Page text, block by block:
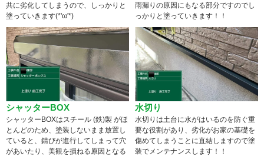
共に劣化してしまうので、しっかりと
塗っていきます(*'ω'*)
雨漏りの原因にもなる部分ですのでし
っかりと塗っていきます！！
シャッターBOX
シャッターBOXはスチール (鉄)製 がほ
とんどのため、塗装しないまま放置し
ていると、錆びが進行してしまって穴
があいたり、美観を損ねる原因となる
水切り
水切りは土台に水がはいるのを防ぐ重
要な役割があり、劣化がお家の基礎を
傷めてしまうことに直結しますので塗
装でメンテナンスします！！